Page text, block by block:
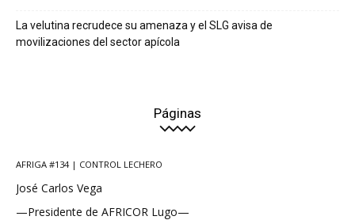
La velutina recrudece su amenaza y el SLG avisa de
movilizaciones del sector apícola
Páginas
AFRIGA #134 | CONTROL LECHERO
José Carlos Vega
—Presidente de AFRICOR Lugo—